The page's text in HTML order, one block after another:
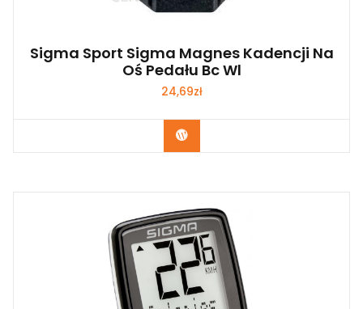
Sigma Sport Sigma Magnes Kadencji Na
Oś Pedału Bc Wl
24,69zł
Kup Teraz